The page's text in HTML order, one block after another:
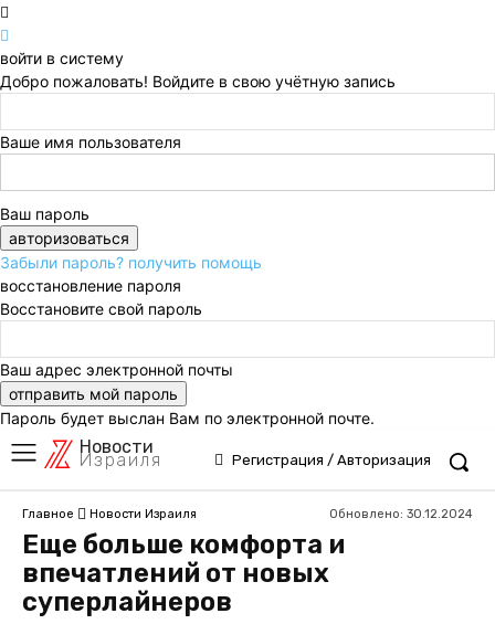
войти в систему
Добро пожаловать! Войдите в свою учётную запись
Ваше имя пользователя
Ваш пароль
Забыли пароль? получить помощь
восстановление пароля
Восстановите свой пароль
Ваш адрес электронной почты
Пароль будет выслан Вам по электронной почте.
Новости
Израиля Регистрация / Авторизация
Главное Новости Израиля Обновлено: 30.12.2024
Еще больше комфорта и
впечатлений от новых
суперлайнеров